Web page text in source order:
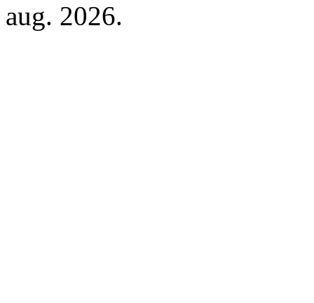
aug. 2026.